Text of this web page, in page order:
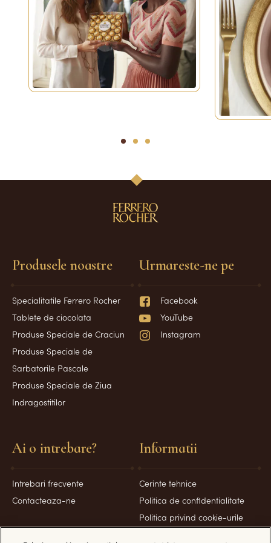
1 2 3
Produsele noastre
Specialitatile Ferrero Rocher
Tablete de ciocolata
Produse Speciale de Craciun
Produse Speciale de
Sarbatorile Pascale
Produse Speciale de Ziua
Indragostitilor
Ai o intrebare?
Intrebari frecvente
Contacteaza-ne
Informatii
Cerinte tehnice
Politica de confidentialitate
Politica privind cookie-urile
Urmareste-ne pe
Facebook
YouTube
Instagram